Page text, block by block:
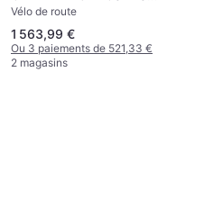
Gravel Bike Beige
Vélo de route
1 563,99 €
Ou 3 paiements de 521,33 €
2 magasins